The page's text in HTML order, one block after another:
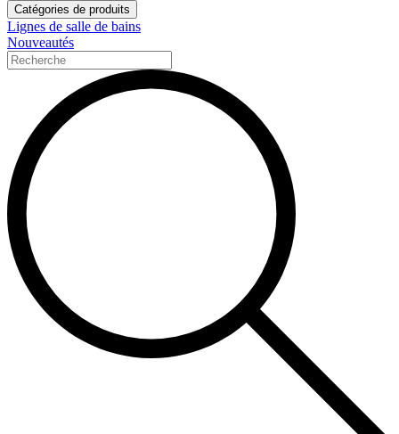
Catégories de produits
Lignes de salle de bains
Nouveautés